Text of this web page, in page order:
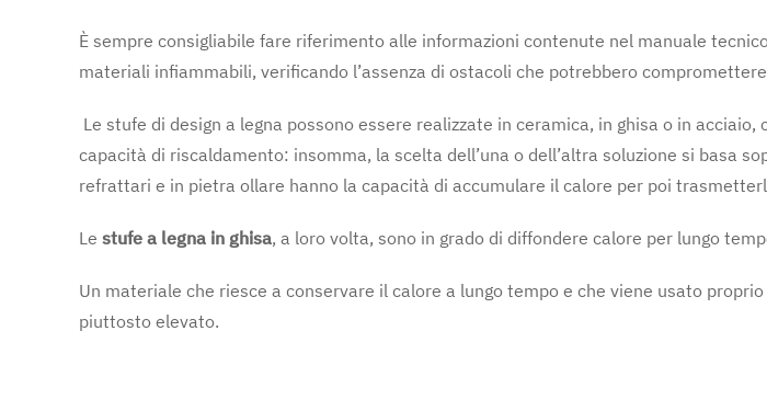
È sempre consigliabile fare riferimento alle informazioni contenute nel manuale
materiali infiammabili, verificando l’assenza di ostacoli che potrebbero
Le stufe di design a legna possono essere realizzate in ceramica, in ghisa o in
capacità di riscaldamento: insomma, la scelta dell’una o dell’altra soluzione si basa
refrattari e in pietra ollare hanno la capacità di accumulare il calore per poi
Le stufe a legna in ghisa, a loro volta, sono in grado di diffondere calore per lungo
Un materiale che riesce a conservare il calore a lungo tempo e che viene usato
piuttosto elevato.